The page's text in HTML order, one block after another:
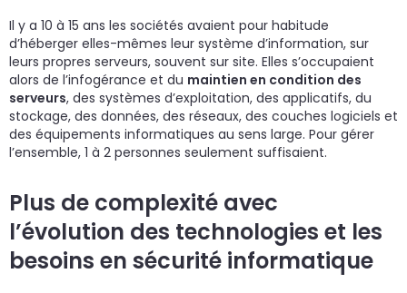
Il y a 10 à 15 ans les sociétés avaient pour habitude
d’héberger elles-mêmes leur système d’information, sur
leurs propres serveurs, souvent sur site. Elles s’occupaient
alors de l’infogérance et du maintien en condition des
serveurs, des systèmes d’exploitation, des applicatifs, du
stockage, des données, des réseaux, des couches logiciels et
des équipements informatiques au sens large. Pour gérer
l’ensemble, 1 à 2 personnes seulement suffisaient.
Plus de complexité avec
l’évolution des technologies et les
besoins en sécurité informatique